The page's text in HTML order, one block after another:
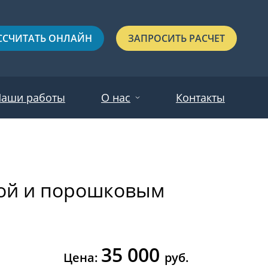
ОНЛАЙН ЗАПРОСИТЬ РАСЧЕТ
Зеленые
С выдавленным рисунком
работы О нас Контакты
и порошковым
Цена: 35 000 руб.